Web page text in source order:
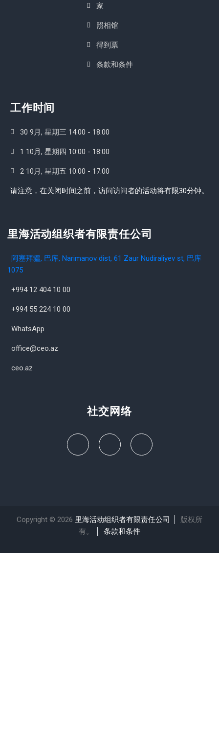
家
照相馆
得到票
条款和条件
工作时间
30 9月, 星期三 14:00 - 18:00
1 10月, 星期四 10:00 - 18:00
2 10月, 星期五 10:00 - 17:00
请注意，在关闭时间之前，访问访问者的活动将有限30分钟。
里海活动组织者有限责任公司
阿塞拜疆, 巴库, Narimanov dist, 61 Zaur Nudiraliyev st, 巴库
1075
+994 12 404 10 00
+994 55 224 10 00
WhatsApp
office@ceo.az
ceo.az
社交网络
Copyright © 2026 里海活动组织者有限责任公司
版权所
有。
条款和条件